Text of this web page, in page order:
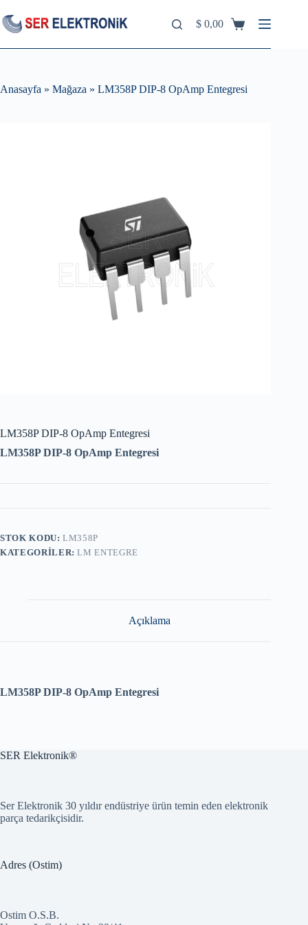
to
content
Shopping
$ 0,00
Anasayfa » Mağaza » LM358P DIP-8 OpAmp Entegresi
LM358P DIP-8 OpAmp Entegresi
LM358P DIP-8 OpAmp Entegresi
STOK KODU:LM358P
KATEGORILER:LM ENTEGRE
Açıklama
LM358P DIP-8 OpAmp Entegresi
SER Elektronik®
Ser Elektronik 30 yıldır endüstriye ürün temin eden elektronik
parça tedarikçisidir.
Adres (Ostim)
Ostim O.S.B.